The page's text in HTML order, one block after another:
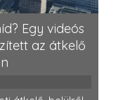
Egy videós
az átkelő